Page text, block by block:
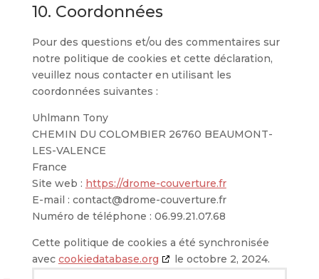
10. Coordonnées
Pour des questions et/ou des commentaires sur
notre politique de cookies et cette déclaration,
veuillez nous contacter en utilisant les
coordonnées suivantes :
Uhlmann Tony
CHEMIN DU COLOMBIER 26760 BEAUMONT-
LES-VALENCE
France
Site web : https://drome-couverture.fr
E-mail : contact@drome-couverture.fr
Numéro de téléphone : 06.99.21.07.68
Cette politique de cookies a été synchronisée
avec cookiedatabase.org le octobre 2, 2024.